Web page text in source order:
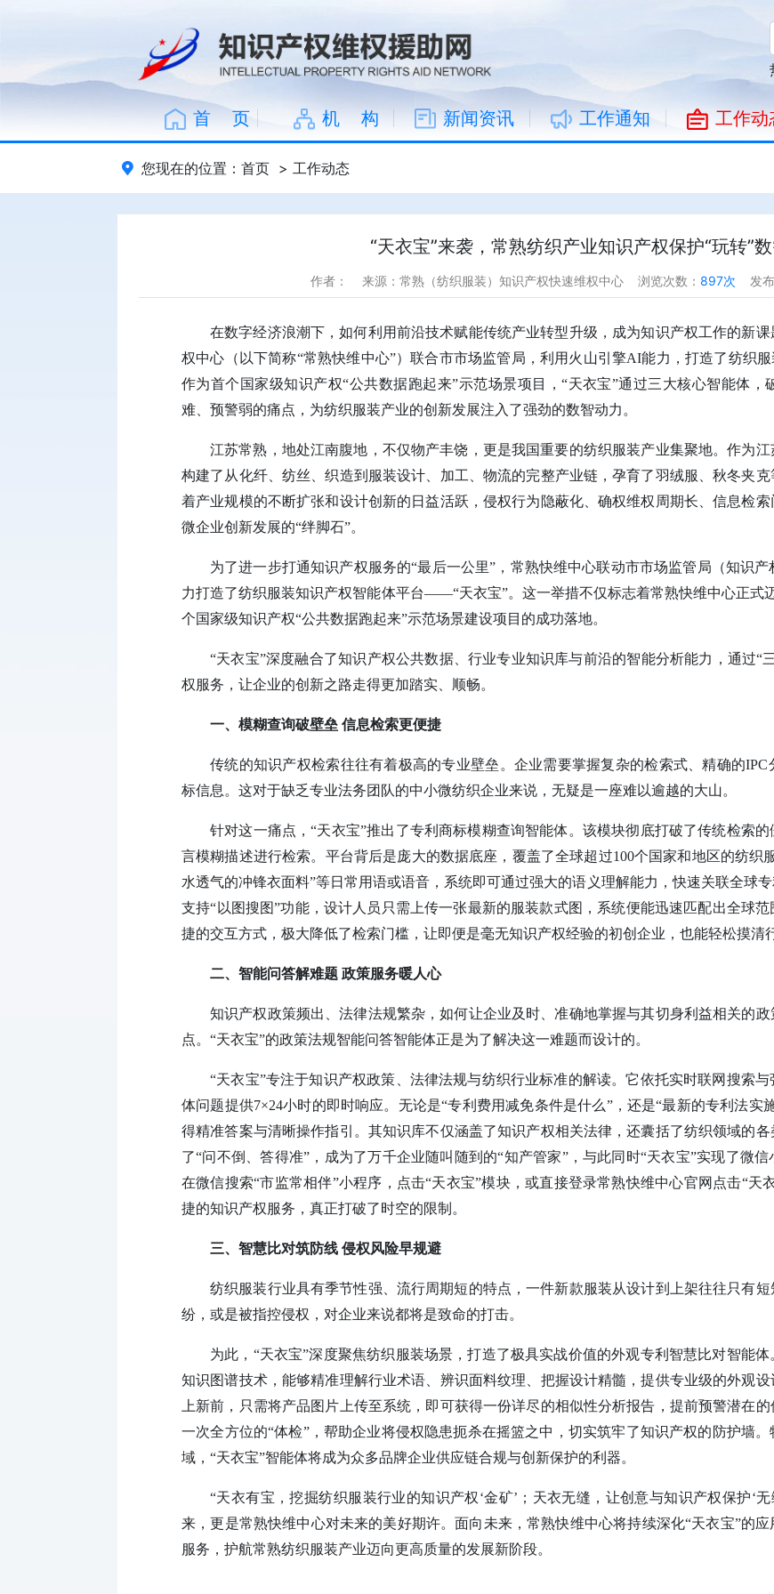
首 页 机 构 新闻资讯 工作通知 工作动
您现在的位置： 首页 > 工作动态
“天衣宝”来袭，常熟纺织产业知识产权保护“玩转”
作者： 来源：常熟（纺织服装）知识产权快速维权中心 浏览次数： 897次 发
在数字经济浪潮下，如何利用前沿技术赋能传统产业转型升级，成为知识产权工作的新
权中心（以下简称“常熟快维中心”）联合市市场监管局，利用火山引擎AI能力，打造了纺织
作为首个国家级知识产权“公共数据跑起来”示范场景项目，“天衣宝”通过三大核心智能体
难、预警弱的痛点，为纺织服装产业的创新发展注入了强劲的数智动力。
江苏常熟，地处江南腹地，不仅物产丰饶，更是我国重要的纺织服装产业集聚地。作为
构建了从化纤、纺丝、织造到服装设计、加工、物流的完整产业链，孕育了羽绒服、秋冬夹
着产业规模的不断扩张和设计创新的日益活跃，侵权行为隐蔽化、确权维权周期长、信息检
微企业创新发展的“绊脚石”。
为了进一步打通知识产权服务的“最后一公里”，常熟快维中心联动市市场监管局（知识
力打造了纺织服装知识产权智能体平台——“天衣宝”。这一举措不仅标志着常熟快维中心正式
个国家级知识产权“公共数据跑起来”示范场景建设项目的成功落地。
“天衣宝”深度融合了知识产权公共数据、行业专业知识库与前沿的智能分析能力，通过“
权服务，让企业的创新之路走得更加踏实、顺畅。
一、模糊查询破壁垒 信息检索更便捷
传统的知识产权检索往往有着极高的专业壁垒。企业需要掌握复杂的检索式、精确的
标信息。这对于缺乏专业法务团队的中小微纺织企业来说，无疑是一座难以逾越的大山。
针对这一痛点，“天衣宝”推出了专利商标模糊查询智能体。该模块彻底打破了传统检索
言模糊描述进行检索。平台背后是庞大的数据底座，覆盖了全球超过100个国家和地区的纺织
水透气的冲锋衣面料”等日常用语或语音，系统即可通过强大的语义理解能力，快速关联全球
支持“以图搜图”功能，设计人员只需上传一张最新的服装款式图，系统便能迅速匹配出全球
捷的交互方式，极大降低了检索门槛，让即便是毫无知识产权经验的初创企业，也能轻松摸清
二、智能问答解难题 政策服务暖人心
知识产权政策频出、法律法规繁杂，如何让企业及时、准确地掌握与其切身利益相关的
点。“天衣宝”的政策法规智能问答智能体正是为了解决这一难题而设计的。
“天衣宝”专注于知识产权政策、法律法规与纺织行业标准的解读。它依托实时联网搜索
体问题提供7×24小时的即时响应。无论是“专利费用减免条件是什么”，还是“最新的专利法实
得精准答案与清晰操作指引。其知识库不仅涵盖了知识产权相关法律，还囊括了纺织领域的
了“问不倒、答得准”，成为了万千企业随叫随到的“知产管家”，与此同时“天衣宝”实现了微
在微信搜索“市监常相伴”小程序，点击“天衣宝”模块，或直接登录常熟快维中心官网点击“天
捷的知识产权服务，真正打破了时空的限制。
三、智慧比对筑防线 侵权风险早规避
纺织服装行业具有季节性强、流行周期短的特点，一件新款服装从设计到上架往往只有
纷，或是被指控侵权，对企业来说都将是致命的打击。
为此，“天衣宝”深度聚焦纺织服装场景，打造了极具实战价值的外观专利智慧比对智能
知识图谱技术，能够精准理解行业术语、辨识面料纹理、把握设计精髓，提供专业级的外观设
上新前，只需将产品图片上传至系统，即可获得一份详尽的相似性分析报告，提前预警潜在
一次全方位的“体检”，帮助企业将侵权隐患扼杀在摇篮之中，切实筑牢了知识产权的防护墙
域，“天衣宝”智能体将成为众多品牌企业供应链合规与创新保护的利器。
“天衣有宝，挖掘纺织服装行业的知识产权‘金矿’；天衣无缝，让创意与知识产权保护‘
来，更是常熟快维中心对未来的美好期许。面向未来，常熟快维中心将持续深化“天衣宝”的
服务，护航常熟纺织服装产业迈向更高质量的发展新阶段。